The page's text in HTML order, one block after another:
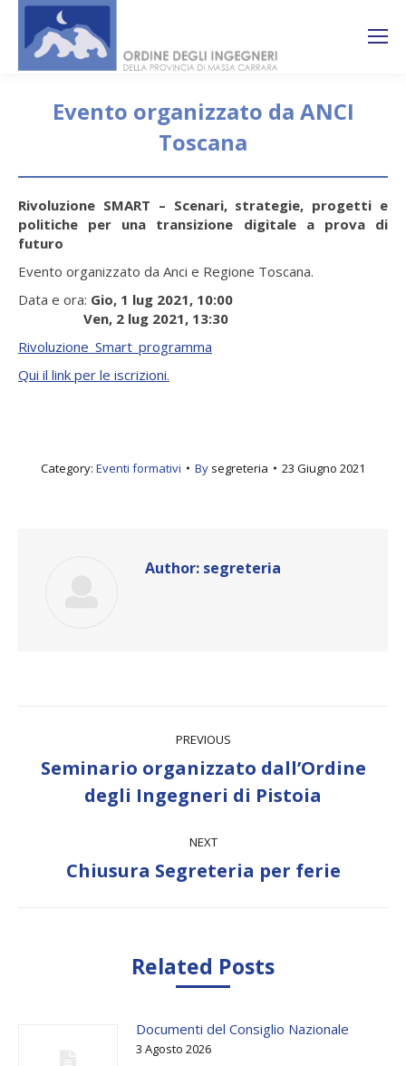
Evento organizzato da ANCI
Toscana
Rivoluzione SMART – Scenari, strategie, progetti e
politiche per una transizione digitale a prova di
futuro
Evento organizzato da Anci e Regione Toscana.
Data e ora: Gio, 1 lug 2021, 10:00
Ven, 2 lug 2021, 13:30
Rivoluzione_Smart_programma
Qui il link per le iscrizioni.
Category: Eventi formativi By segreteria 23 Giugno 2021
Author: segreteria
navigation
PREVIOUS
Previous
post:
Seminario organizzato dall’Ordine
degli Ingegneri di Pistoia
NEXT
Next
Chiusura Segreteria per ferie
Related Posts
Documenti del Consiglio Nazionale
3 Agosto 2026